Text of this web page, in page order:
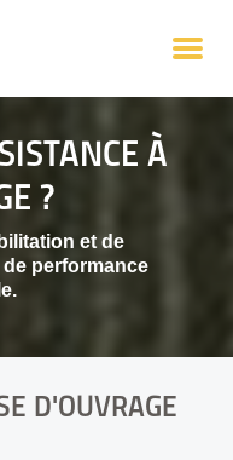
À
?
et de
performance
D'OUVRAGE